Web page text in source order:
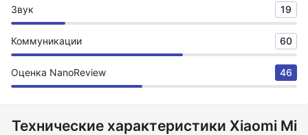
Звук 19
Коммуникации 60
Оценка NanoReview 46
Технические характеристики Xiaomi Mi